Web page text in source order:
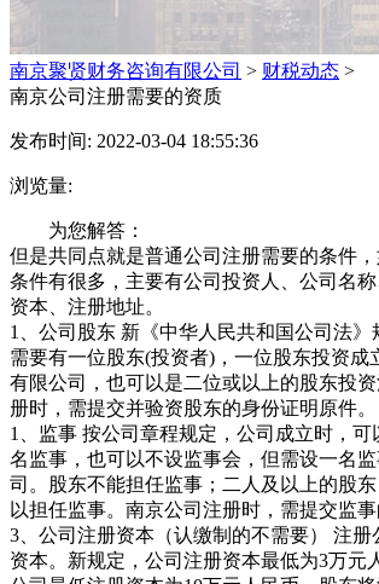
南京聚贤财务咨询有限公司 > 财税动态 >
南京公司注册需要的资质
发布时间: 2022-03-04 18:55:36
浏览量:
为您解答：
但是共同点就是普通公司注册需要的条件
条件有很多，主要有公司投资人、公司名
资本、注册地址。
1、公司股东 新《中华人民共和国公司法
需要有一位股东(投资者)，一位股东投资成
有限公司，也可以是二位或以上的股东投
册时，需提交并验资股东的身份证明原件。
1、监事 按公司章程规定，公司成立时，可
名监事，也可以不设监事会，但需设一名
司。股东不能担任监事；二人及以上的股东
以担任监事。南京公司注册时，需提交监
3、公司注册资本（认缴制的不需要） 注册
资本。新规定，公司注册资本最低为3万元